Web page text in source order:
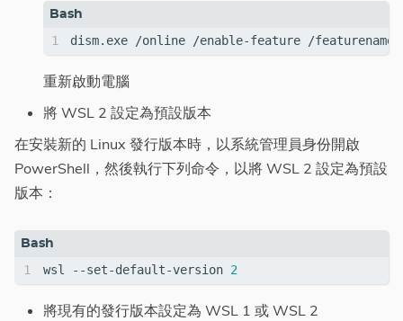
重新啟動電腦
將 WSL 2 設定為預設版本
在安裝新的 Linux 發行版本時，以系統管理員身份開啟
PowerShell，然後執行下列命令，以將 WSL 2 設定為預設
版本：
wsl --set-default-version 2
將現有的發行版本設定為 WSL 1 或 WSL 2